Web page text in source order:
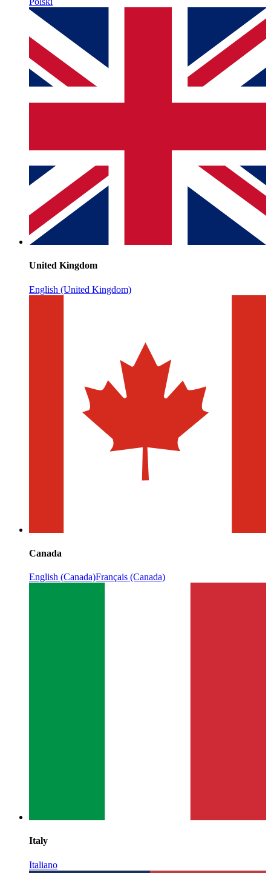
United Kingdom
English (United Kingdom)
Canada
English (Canada)Français (Canada)
Italy
Italiano